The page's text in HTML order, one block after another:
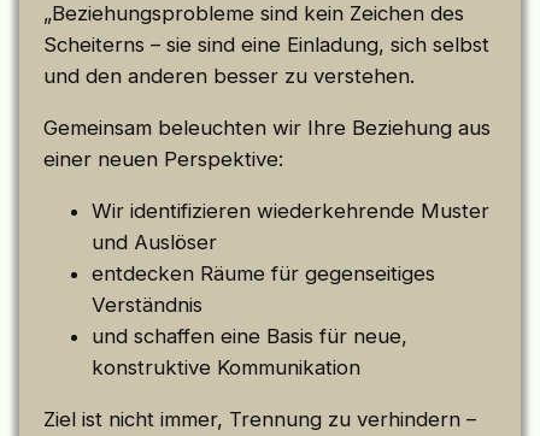
„Beziehungsprobleme sind kein Zeichen des
Scheiterns – sie sind eine Einladung, sich selbst
und den anderen besser zu verstehen.
Gemeinsam beleuchten wir Ihre Beziehung aus
einer neuen Perspektive:
Wir identifizieren wiederkehrende Muster
und Auslöser
entdecken Räume für gegenseitiges
Verständnis
und schaffen eine Basis für neue,
konstruktive Kommunikation
Ziel ist nicht immer, Trennung zu verhindern –